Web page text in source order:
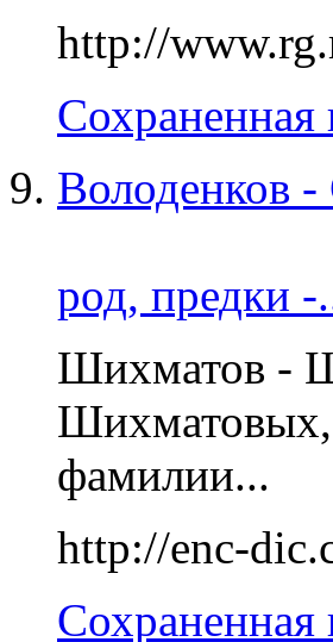
http://
Сохраненная
Володенков
род, предки -
Шихматов -
Шихматовых,
фамилии...
http://enc-
Сохраненная